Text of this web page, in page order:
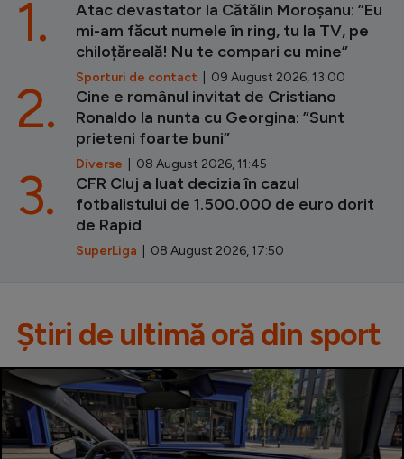
Atac devastator la Cătălin Moroșanu: ”Eu
mi-am făcut numele în ring, tu la TV, pe
chiloțăreală! Nu te compari cu mine”
Sporturi de contact | 09 August 2026, 13:00
1.
Cine e românul invitat de Cristiano
Ronaldo la nunta cu Georgina: ”Sunt
prieteni foarte buni”
Diverse | 08 August 2026, 11:45
2.
CFR Cluj a luat decizia în cazul
fotbalistului de 1.500.000 de euro dorit
de Rapid
SuperLiga | 08 August 2026, 17:50
3.
Știri de ultimă oră din sport